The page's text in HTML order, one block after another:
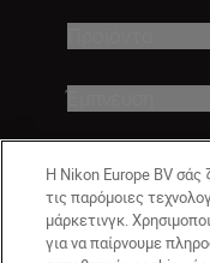
Εταιρεία
Η Nikon Europe BV σάς
τις παρόμοιες
μάρκετινγκ.
για να παίρνουμε